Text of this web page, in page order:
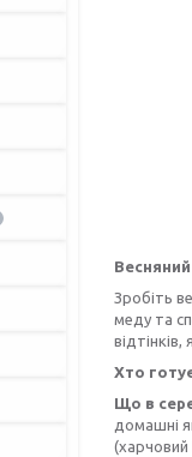
Зробіть
меду та
Хто
Що в
домашні
(харчовий